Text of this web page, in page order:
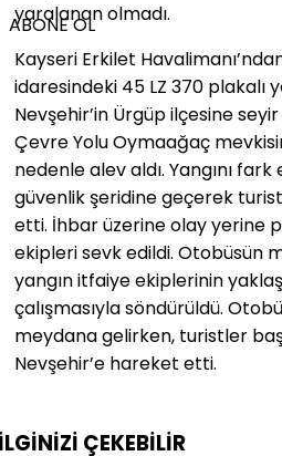
ABONE OL
yaralanan olmadı.
Kayseri Erkilet
idaresindeki 45 LZ 370 plakalı
Nevşehir’in Ürgüp ilçesine
Çevre Yolu Oymaağaç
nedenle alev aldı. Yangını
güvenlik şeridine geçerek
etti. İhbar üzerine olay yerine
ekipleri sevk edildi. Otobüsün
yangın itfaiye ekiplerinin
çalışmasıyla söndürüldü.
meydana gelirken, turistler
Nevşehir’e hareket etti.
ÇEKEBİLİR